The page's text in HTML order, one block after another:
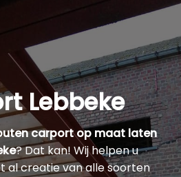
Lebbeke
carport op maat laten
? Dat kan! Wij helpen u
al creatie van alle soorten